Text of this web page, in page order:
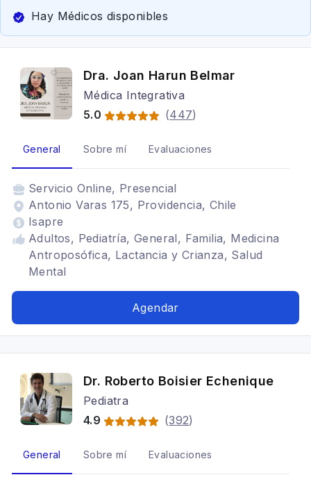
Hay Médicos disponibles
Dra. Joan Harun Belmar
Médica Integrativa
5.0
(447)
General Sobre mí Evaluaciones
Servicio Online, Presencial
Antonio Varas 175, Providencia, Chile
Isapre
Adultos, Pediatría, General, Familia, Medicina
Antroposófica, Lactancia y Crianza, Salud
Mental
Agendar
Dr. Roberto Boisier Echenique
Pediatra
4.9
(392)
General Sobre mí Evaluaciones